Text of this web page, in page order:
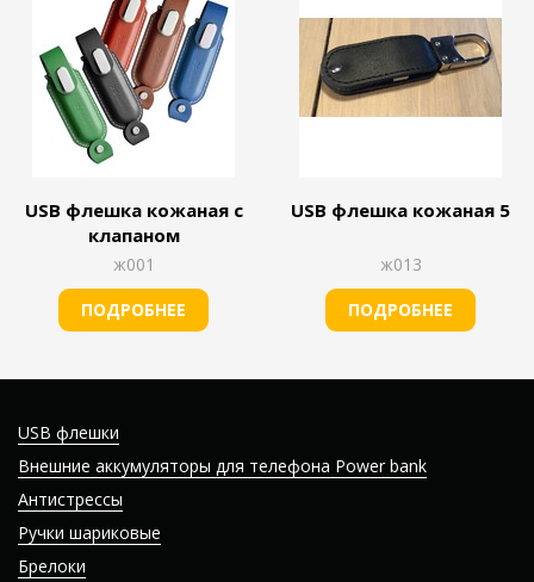
USB флешка кожаная с
клапаном
ж001
ПОДРОБНЕЕ
USB флешка кожаная 5
ж013
ПОДРОБНЕЕ
USB флешки
Внешние аккумуляторы для телефона Power bank
Антистрессы
Ручки шариковые
Брелоки